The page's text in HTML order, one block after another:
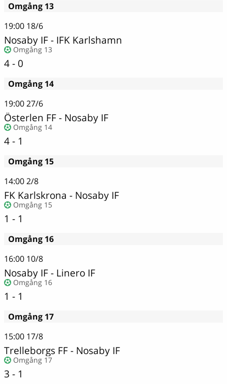
Omgång 13
19:00 18/6
Nosaby IF- IFK Karlshamn
Omgång 13
4 - 0
Omgång 14
19:0027/6
Österlen FF- Nosaby IF
Omgång 14
4 - 1
Omgång 15
14:002/8
FK Karlskrona - Nosaby IF
Omgång 15
1 - 1
Omgång 16
16:00 10/8
Nosaby IF - Linero IF
Omgång 16
1 - 1
Omgång 17
15:00 17/8
Trelleborgs FF- Nosaby IF
Omgång 17
3 - 1